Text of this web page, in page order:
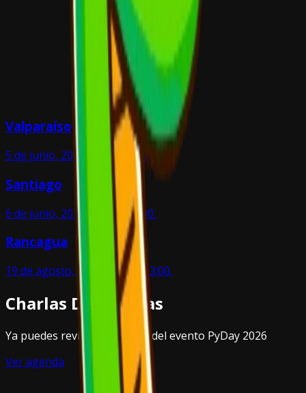
Valparaíso
5 de junio, 2026, 10:00 - 17:00.
Santiago
6 de junio, 2026, 10:00 - 17:00.
Rancagua
19 de agosto, 2026, 09:00 - 13:00.
Charlas Destacadas
Ya puedes revisar la agenda del evento PyDay 2026
Ver agenda